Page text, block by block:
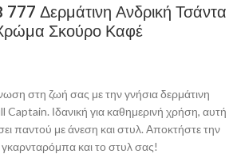
Δερμάτινη Ανδρική Τσάντα
Σκούρο Καφέ
στη ζωή σας με την γνήσια δερμάτινη
Ιδανική για καθημερινή χρήση, αυτή
παντού με άνεση και στυλ. Αποκτήστε την
και το στυλ σας!